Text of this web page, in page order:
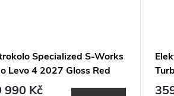
Specialized S-Works
Levo 4 2027 Gloss Red
Silver Dust / Metallic White
990 Kč